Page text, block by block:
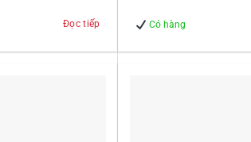
Đọc tiếp Có hàng